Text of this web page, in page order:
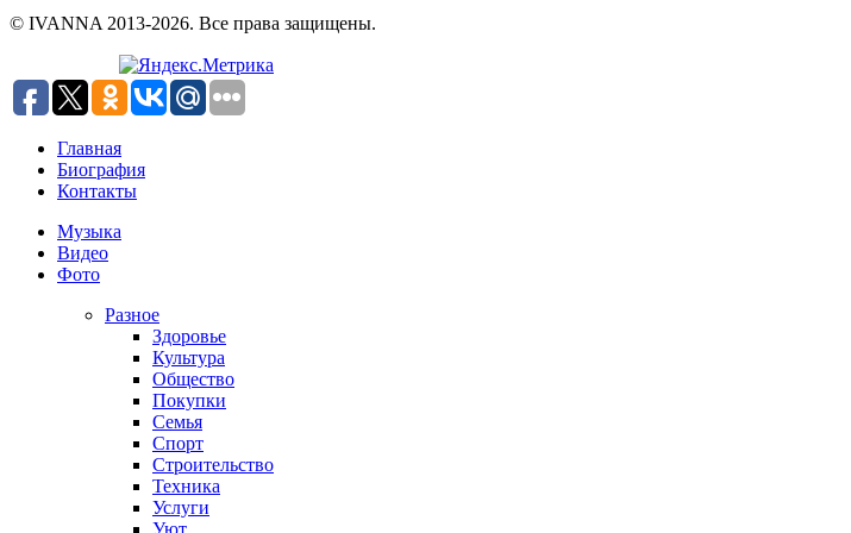
© IVANNA 2013-2026. Все права защищены.
Главная
Биография
Контакты
Музыка
Видео
Фото
Разное
Здоровье
Культура
Общество
Покупки
Семья
Спорт
Строительство
Техника
Услуги
Уют